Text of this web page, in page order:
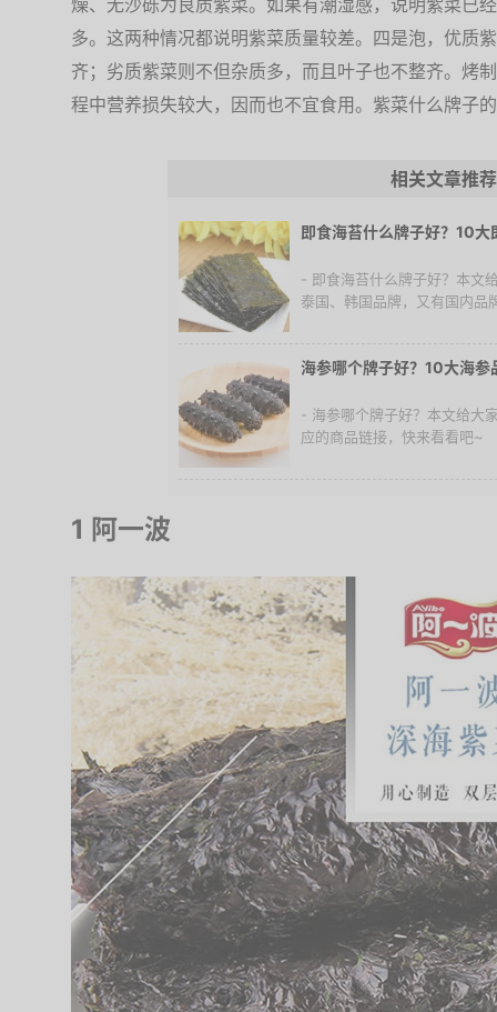
燥、无沙砾为良质紫菜。如果有潮湿感，说明紫菜已
多。这两种情况都说明紫菜质量较差。四是泡，优质
齐；劣质紫菜则不但杂质多，而且叶子也不整齐。烤
程中营养损失较大，因而也不宜食用。紫菜什么牌子
相关文章推荐
即食海苔什么牌子好？10大
- 即食海苔什么牌子好？本文
泰国、韩国品牌，又有国内品
海参哪个牌子好？10大海参
- 海参哪个牌子好？本文给大
应的商品链接，快来看看吧~
1 阿一波